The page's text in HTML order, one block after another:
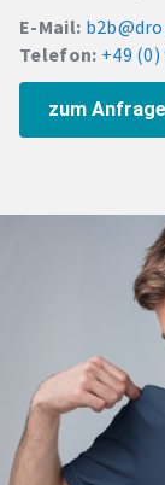
E-Mail:
Telefon: +49 (0)
zum